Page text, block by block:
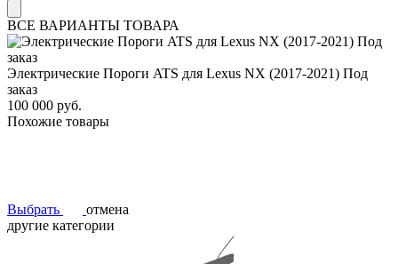
ВСЕ ВАРИАНТЫ ТОВАРА
Электрические Пороги ATS для Lexus NX (2017-2021) Под
заказ
100 000 руб.
Похожие товары
Выбрать
отмена
другие категории